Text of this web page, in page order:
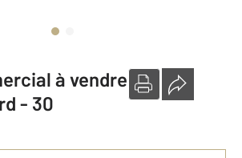
à vendre
- 30